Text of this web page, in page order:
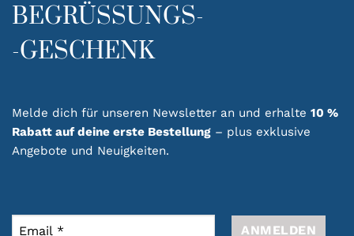
BEGRÜSSUNGS-
-GESCHENK
Melde dich für unseren Newsletter an und erhalte 10 %
Rabatt auf deine erste Bestellung – plus exklusive
Angebote und Neuigkeiten.